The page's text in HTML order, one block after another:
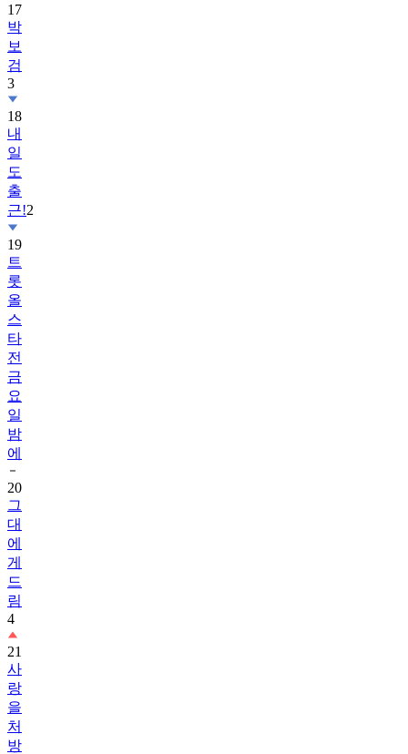
17
박
보
검
3
18
내
일
도
출
근!2
19
트
롯
올
스
타
전
금
요
일
밤
에
20
그
대
에
게
드
림
4
21
사
랑
을
처
방